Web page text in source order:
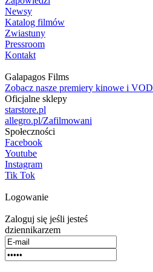
Newsy
Katalog filmów
Zwiastuny
Pressroom
Kontakt
Galapagos Films
Zobacz nasze premiery kinowe i VOD
Oficjalne sklepy
starstore.pl
allegro.pl/Zafilmowani
Społeczności
Facebook
Youtube
Instagram
Tik Tok
Logowanie
Zaloguj się jeśli jesteś
dziennikarzem